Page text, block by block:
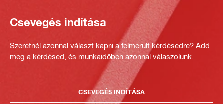
Csevegés indítása
Szeretnél azonnal választ kapni a felmerült kérdésedre? Add
meg a kérdésed, és munkaidőben azonnal válaszolunk.
CSEVEGÉS INDÍTÁSA